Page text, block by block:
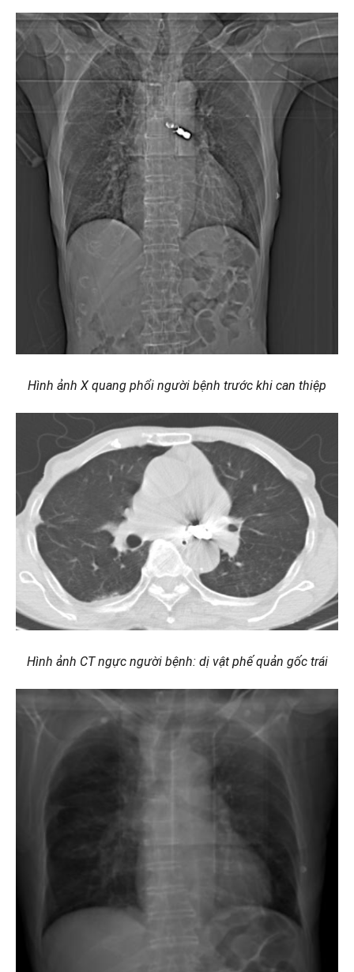
Hình ảnh X quang phổi người bệnh trước khi can thiệp
Hình ảnh CT ngực người bệnh: dị vật phế quản gốc trái